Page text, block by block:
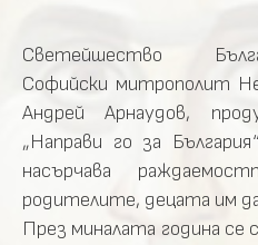
Светейшество
Софийски митрополит
Андрей Арнаудов,
„Направи го за
насърчава
родителите, децата им
През миналата година